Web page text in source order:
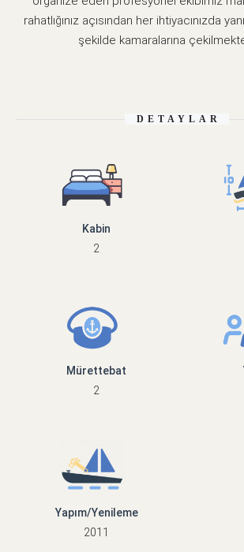
rahatlığınız açısından her ihtiyacınızda
şekilde kamaralarına
DETAYLAR
Kabin
2
Mürettebat
2
Yapım/Yenileme
2011